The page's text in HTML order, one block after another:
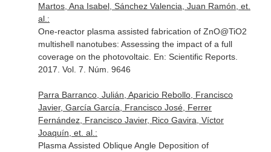
Martos, Ana Isabel, Sánchez Valencia, Juan Ramón, et.
al.:
One-reactor plasma assisted fabrication of ZnO@TiO2
multishell nanotubes: Assessing the impact of a full
coverage on the photovoltaic. En: Scientific Reports.
2017. Vol. 7. Núm. 9646
Parra Barranco, Julián, Aparicio Rebollo, Francisco
Javier, García García, Francisco José, Ferrer
Fernández, Francisco Javier, Rico Gavira, Víctor
Joaquín, et. al.:
Plasma Assisted Oblique Angle Deposition of